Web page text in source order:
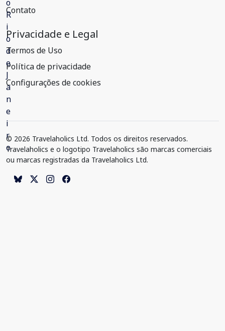
Contato
Privacidade e Legal
Termos de Uso
Política de privacidade
Configurações de cookies
© 2026 Travelaholics Ltd. Todos os direitos reservados.
Travelaholics e o logotipo Travelaholics são marcas comerciais
ou marcas registradas da Travelaholics Ltd.